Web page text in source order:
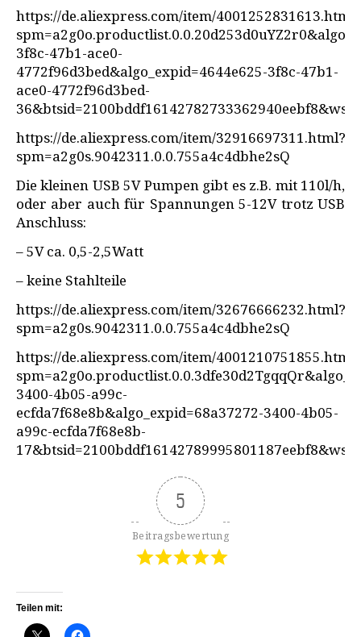
https://de.aliexpress.com/item/4001252831613.html?
3f8c-47b1-ace0-
4772f96d3bed&algo_expid=4644e625-3f8c-47b1-
ace0-4772f96d3bed-
https://de.aliexpress.com/item/32916697311.html?
spm=a2g0s.9042311.0.0.755a4c4dbhe2sQ
Die kleinen USB 5V Pumpen gibt es z.B. mit 110l/h,
oder aber auch für Spannungen 5-12V trotz USB
Anschluss:
– 5V ca. 0,5-2,5Watt
– keine Stahlteile
https://de.aliexpress.com/item/32676666232.html?
spm=a2g0s.9042311.0.0.755a4c4dbhe2sQ
https://de.aliexpress.com/item/4001210751855.html?
3400-4b05-a99c-
ecfda7f68e8b&algo_expid=68a37272-3400-4b05-
a99c-ecfda7f68e8b-
5
Beitragsbewertung
Teilen mit: